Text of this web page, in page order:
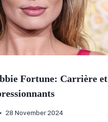
Fortune: Carrière et
28 November 2024